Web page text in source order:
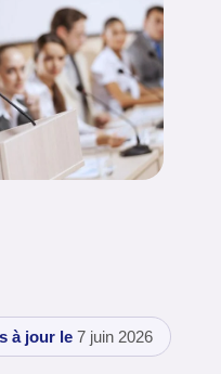
à jour le 7 juin 2026